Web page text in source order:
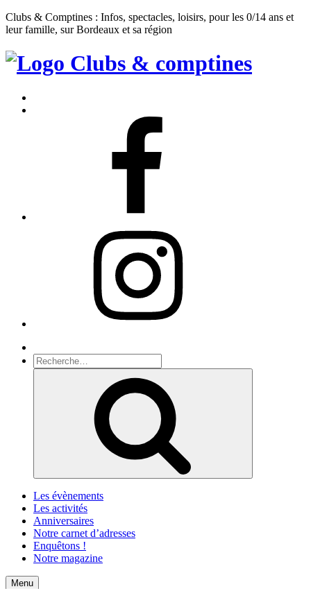
Clubs & Comptines : Infos, spectacles, loisirs, pour les 0/14 ans et
leur famille, sur Bordeaux et sa région
Clubs
Comptines
Recherche
pour
Les évènements
Les activités
Anniversaires
Notre carnet d’adresses
Enquêtons !
Notre magazine
Accueil
Menu Contact